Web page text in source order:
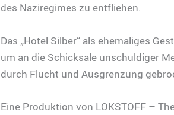
des Naziregimes zu entfliehen.
Das „Hotel Silber“ als ehemaliges
um an die Schicksale unschuldiger
durch Flucht und Ausgrenzung
Eine Produktion von LOKSTOFF –